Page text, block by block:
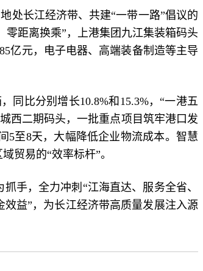
处长江经济带、共建“一带一路”倡议的
距离换乘”，上港集团九江集装箱码头
亿元，电子电器、高端装备制造等主导
同比分别增长10.8%和15.3%，“一港五
西二期码头，一批重点项目筑牢港口发
5至8天，大幅降低企业物流成本。智慧
贸易的“效率标杆”。
手，全力冲刺“江海直达、服务全省、
益”，为长江经济带高质量发展注入源